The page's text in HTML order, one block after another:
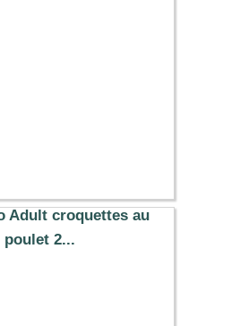
Adult croquettes au
poulet 2...